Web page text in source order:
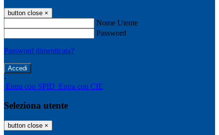
button close ×
Nome Utente
Password
Password dimenticata?
-
Entra con SPID Entra con CIE
Seleziona utente
button close ×